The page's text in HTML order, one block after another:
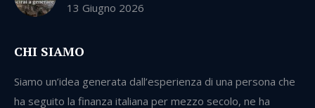
13 Giugno 2026
CHI SIAMO
Siamo un’idea generata dall’esperienza di una persona che
ha seguito la finanza italiana per mezzo secolo, ne ha